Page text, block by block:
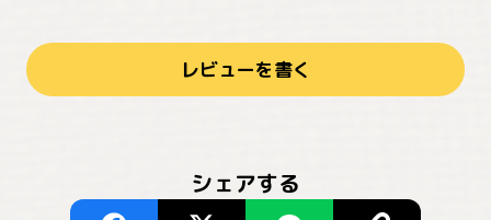
レビューを書く
シェアする